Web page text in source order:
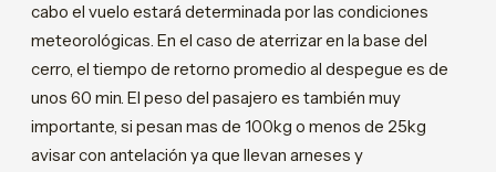
cabo el vuelo estará determinada por las condiciones
meteorológicas. En el caso de aterrizar en la base del
cerro, el tiempo de retorno promedio al despegue es de
unos 60 min. El peso del pasajero es también muy
importante, si pesan mas de 100kg o menos de 25kg
avisar con antelación ya que llevan arneses y